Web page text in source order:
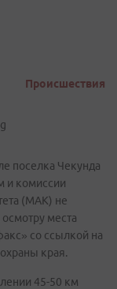
Происшествия
поселка Чекунда
и комиссии
(МАК) не
места
со ссылкой на
края.
45-50 км